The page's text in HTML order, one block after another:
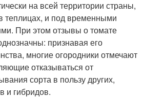
на всей территории страны,
теплицах, и под временными
При этом отзывы о томате
признавая его
многие огородники отмечают
отказываться от
сорта в пользу других,
и гибридов.